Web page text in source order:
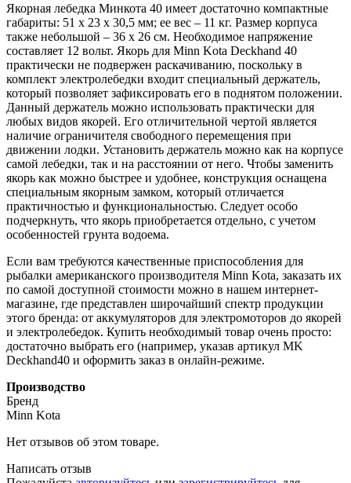
Якорная лебедка Минкота 40 имеет достаточно компактные
габариты: 51 х 23 х 30,5 мм; ее вес – 11 кг. Размер корпуса
также небольшой – 36 х 26 см. Необходимое напряжение
составляет 12 вольт. Якорь для Minn Kota Deckhand 40
практически не подвержен раскачиванию, поскольку в
комплект электролебедки входит специальный держатель,
который позволяет зафиксировать его в поднятом положении.
Данный держатель можно использовать практически для
любых видов якорей. Его отличительной чертой является
наличие ограничителя свободного перемещения при
движении лодки. Установить держатель можно как на корпусе
самой лебедки, так и на расстоянии от него. Чтобы заменить
якорь как можно быстрее и удобнее, конструкция оснащена
специальным якорным замком, который отличается
практичностью и функциональностью. Следует особо
подчеркнуть, что якорь приобретается отдельно, с учетом
особенностей грунта водоема.
Если вам требуются качественные приспособления для
рыбалки американского производителя Minn Kota, заказать их
по самой доступной стоимости можно в нашем интернет-
магазине, где представлен широчайший спектр продукции
этого бренда: от аккумуляторов для электромоторов до якорей
и электролебедок. Купить необходимый товар очень просто:
достаточно выбрать его (например, указав артикул MK
Deckhand40 и оформить заказ в онлайн-режиме.
Производство
Бренд
Minn Kota
Нет отзывов об этом товаре.
Написать отзыв